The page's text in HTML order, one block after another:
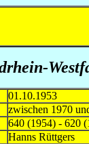
01.10.1953
zwischen 1970
640 (1954) - 620
Hanns Rüttgers